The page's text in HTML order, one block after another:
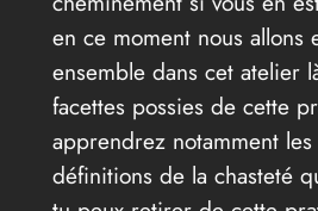
en ce moment nous allons
ensemble dans cet atelier
facettes possies de cette
apprendrez notamment
définitions de la chasteté